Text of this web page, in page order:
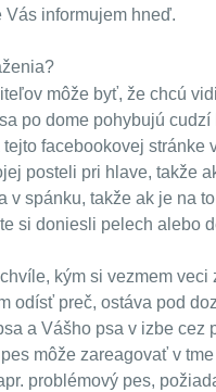
informujem hneď.
môže byť, že chcú
po dome pohybujú
facebookovej stránke
posteli pri hlave, takže
v spánku, takže ak je na
si doniesli pelech alebo
kým si vezmem
odísť preč, ostáva pod
a Vášho psa v izbe
môže zareagovať v
problémový pes,